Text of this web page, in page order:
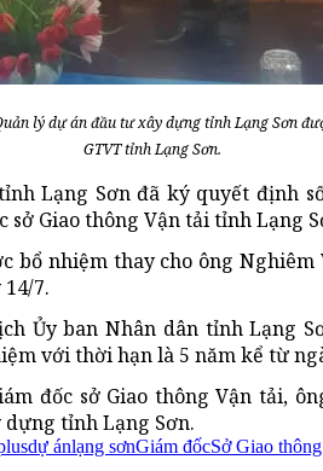
lý dự án đầu tư xây dựng tỉnh Lạng Sơn
GTVT tỉnh Lạng Sơn.
Lạng Sơn đã ký quyết định
sở Giao thông Vận tải tỉnh Lạng
bổ nhiệm thay cho ông
7.
Ủy ban Nhân dân tỉnh Lạng
với thời hạn là 5 năm kể từ
đốc sở Giao thông Vận tải,
tỉnh Lạng Sơn.
dự ánlạng sơnGiám đốcSở Giao thông